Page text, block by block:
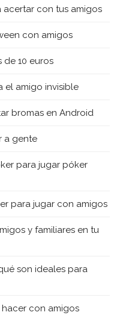
acertar con tus amigos
con amigos
de 10 euros
el amigo invisible
bromas en Android
a gente
para jugar póker
para jugar con amigos
y familiares en tu
son ideales para
con amigos